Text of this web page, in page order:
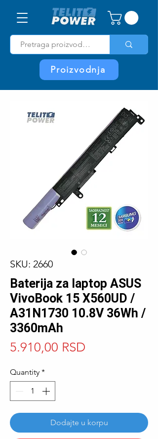
Proizvodnja
SKU: 2660
Baterija za laptop ASUS
VivoBook 15 X560UD /
A31N1730 10.8V 36Wh /
3360mAh
5.910,00 RSD
Quantity *
Dodajte u korpu